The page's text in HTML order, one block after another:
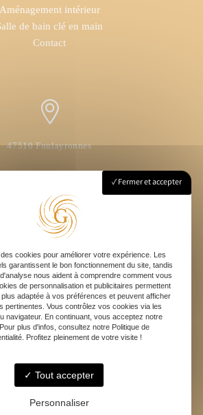
Aménagement intérieur
de bain clé en main
Contact
47510 Foulayronnes
- Vendredi : 8h - 18h
amenagements.fr
06 42 89 23 11
Fermer et accepter
cookies pour améliorer votre expérience. Les
garantissent le bon fonctionnement du site, tandis
nous aident à comprendre comment vous
de personnalisation et publicitaires permettent
adaptée à vos préférences et peuvent afficher
pertinentes. Vous contrôlez vos cookies via les
navigateur. En continuant, vous acceptez notre
plus d'infos, consultez notre Politique de
Profitez pleinement de votre visite !
Tout accepter
Personnaliser